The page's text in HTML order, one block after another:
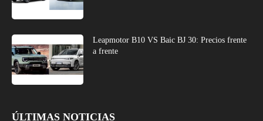
Leapmotor B10 VS Baic BJ 30: Precios frente
a frente
ÚLTIMAS NOTICIAS